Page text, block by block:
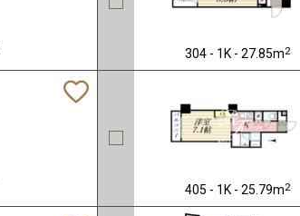
304 - 1K - 27.85m2
405 - 1K - 25.79m2